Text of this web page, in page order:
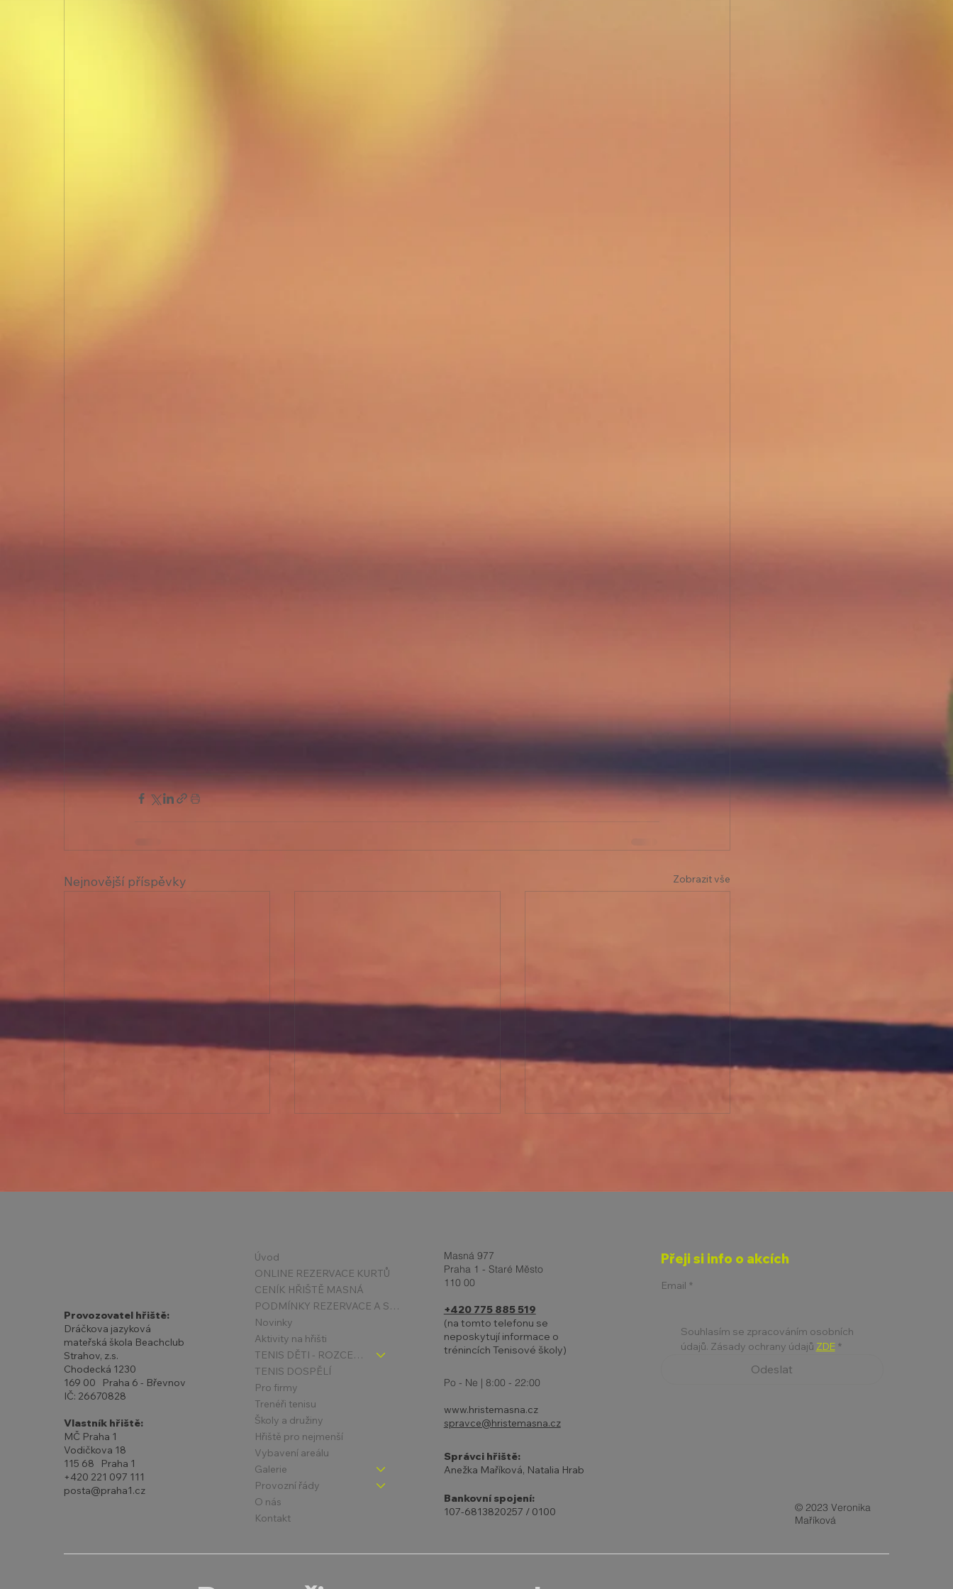
Nejnovější příspěvky Zobrazit vše
Velikonoční prázdniny 2-
6.4.
BOURÁNÍ PŘETLAKOVÉ
HALY 27.3.2026
Provozovatel hřiště:
Dráčkova jazyková
mateřská škola Beachclub
Strahov, z.s.
Chodecká 1230
169 00 Praha 6 - Břevnov
IČ: 26670828
Vlastník hřiště:
MČ Praha 1
Vodičkova 18
115 68 Praha 1
+420 221 097 111
posta@praha1.cz
Úvod
ONLINE REZERVACE KURTŮ
CENÍK HŘIŠTĚ MASNÁ
PODMÍNKY REZERVACE A STORNA
Novinky
Aktivity na hřišti
TENIS DĚTI - ROZCESTNÍK
TENIS DOSPĚLÍ
Pro firmy
Trenéři tenisu
Školy a družiny
Hřiště pro nejmenší
Vybavení areálu
Galerie
Provozní řády
O nás
Kontakt
Masná 977
Praha 1 - Staré Město
110 00
+420 775 885 519
(na tomto telefonu se
neposkytují informace o
trénincích Tenisové školy)
Po - Ne | 8:00 - 22:00
www.hristemasna.cz
spravce@hristemasna.cz
Správci hřiště:
Anežka Maříková, Natalia Hrab
Bankovní spojení:
107-6813820257 / 0100
Přeji si info o akcích
Email *
Souhlasím se zpracováním osobních
údajů. Zásady ochrany údajů ZDE *
Odeslat
© 2023 Veronika
Maříková